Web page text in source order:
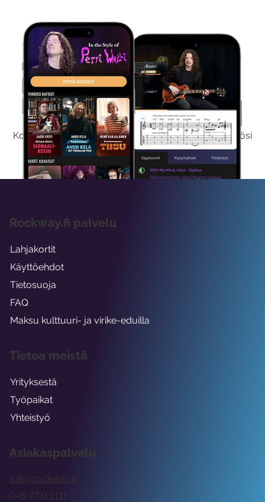
Kokeile Ilmaiseksi
Kokeilemalla ilmaiseksi saat koko sisältömme käyttöösi
viikon ajaksi.
Asiakaspalvelu
tuki@rockway.fi
045 7731 1111
Rockway.fi palvelu
Lahjakortit
Käyttöehdot
Tietosuoja
FAQ
Maksu kulttuuri- ja virike-eduilla
Tietoa meistä
Yrityksestä
Työpaikat
Yhteistyö